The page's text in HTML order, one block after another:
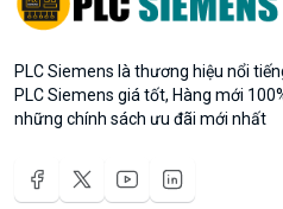
PLC Siemens là thương hiệu nổi
PLC Siemens giá tốt, Hàng mới
những chính sách ưu đãi mới nhất